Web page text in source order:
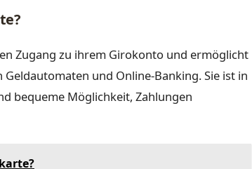
Zugang zu ihrem Girokonto und ermöglicht
und Online-Banking. Sie ist in
bequeme Möglichkeit, Zahlungen